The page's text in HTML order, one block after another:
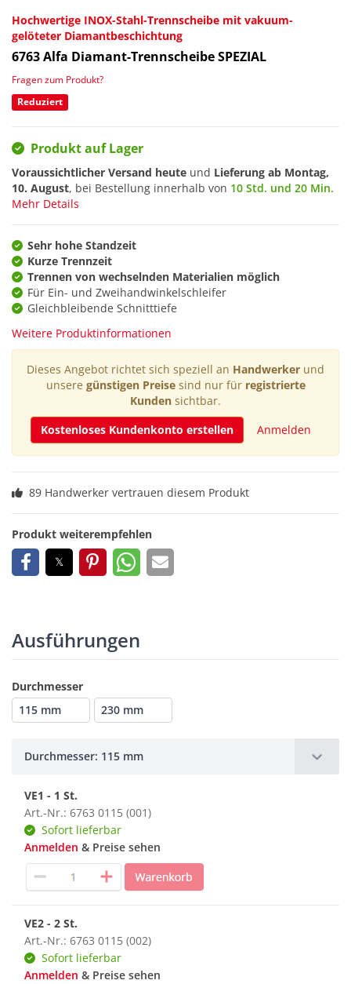
Hochwertige INOX-Stahl-Trennscheibe mit vakuum-
gelöteter Diamantbeschichtung
6763Alfa Diamant-Trennscheibe SPEZIAL
Fragen zum Produkt?
Reduziert
Produkt auf Lager
Voraussichtlicher Versand heute und Lieferung ab Montag,
10. August, bei Bestellung innerhalb von 10 Std. und 20 Min.
Mehr Details
Sehr hohe Standzeit
Kurze Trennzeit
Trennen von wechselnden Materialien möglich
Für Ein- und Zweihandwinkelschleifer
Gleichbleibende Schnitttiefe
Weitere Produktinformationen
Dieses Angebot richtet sich speziell an Handwerker und
unsere günstigen Preisesind nur für registrierte
Kunden sichtbar.
Kostenloses Kundenkonto erstellen
Anmelden
89 Handwerker vertrauen diesem Produkt
Produkt weiterempfehlen
Ausführungen
Durchmesser
115 mm
230 mm
Durchmesser: 115 mm
VE1 - 1 St.
Art.-Nr.: 6763 0115 (001)
Sofort lieferbar
Anmelden & Preise sehen
VE2 - 2 St.
Art.-Nr.: 6763 0115 (002)
Sofort lieferbar
Anmelden & Preise sehen